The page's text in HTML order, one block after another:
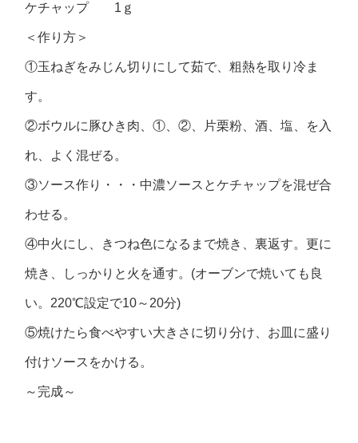
ケチャップ 1ｇ
＜作り方＞
①玉ねぎをみじん切りにして茹で、粗熱を取り冷ま
す。
②ボウルに豚ひき肉、①、②、片栗粉、酒、塩、を入
れ、よく混ぜる。
③ソース作り・・・中濃ソースとケチャップを混ぜ合
わせる。
④中火にし、きつね色になるまで焼き、裏返す。更に
焼き、しっかりと火を通す。(オーブンで焼いても良
い。220℃設定で10～20分)
⑤焼けたら食べやすい大きさに切り分け、お皿に盛り
付けソースをかける。
～完成～